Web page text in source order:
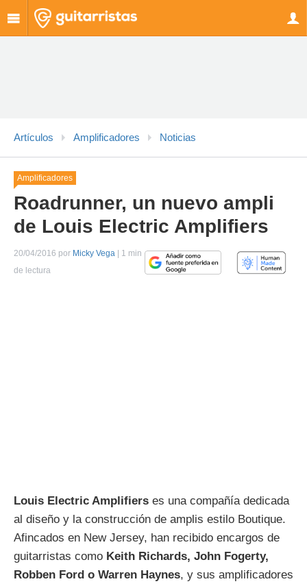
Artículos Amplificadores Noticias
Amplificadores
Roadrunner, un nuevo ampli
de Louis Electric Amplifiers
20/04/2016 por Micky Vega | 1 min
de lectura
Louis Electric Amplifiers es una compañía dedicada
al diseño y la construcción de amplis estilo Boutique.
Afincados en New Jersey, han recibido encargos de
guitarristas como Keith Richards, John Fogerty,
Robben Ford o Warren Haynes, y sus amplificadores